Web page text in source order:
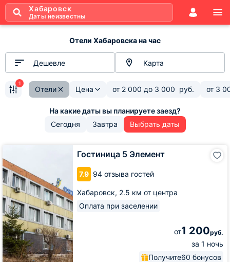
Хабаровск
Даты неизвестны
Отели Хабаровска на час
Дешевле Карта
Отели Цена от 2 000 до 3 000 руб. от 3
1
Сегодня Завтра Выбрать даты
Гостиница 5 Элемент
7.9 94 отзыва гостей
Хабаровск, 2.5 км от центра
Оплата при заселении
от1 200руб.
за 1 ночь
Получите60 бонусов
5
Элемент